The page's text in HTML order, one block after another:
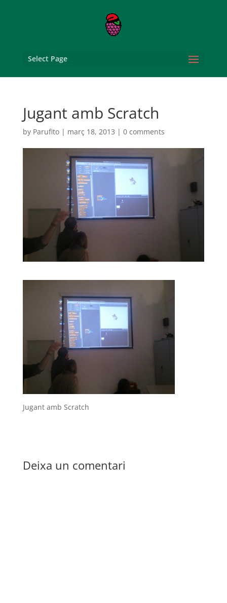
Select Page
Jugant amb Scratch
by Parufito| març 18, 2013 | 0 comments
Jugant amb Scratch
Deixa un comentari